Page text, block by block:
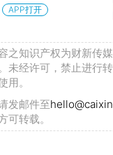
APP打开
之知识产权为财新传
未经许可，禁止进行
用。
发邮件至
可转载。